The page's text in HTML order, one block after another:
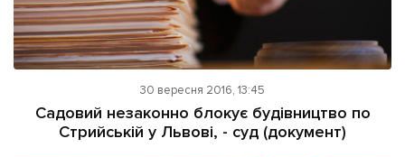
30 вересня 2016, 13:45
Садовий незаконно блокує будівництво по
Стрийській у Львові, - суд (документ)